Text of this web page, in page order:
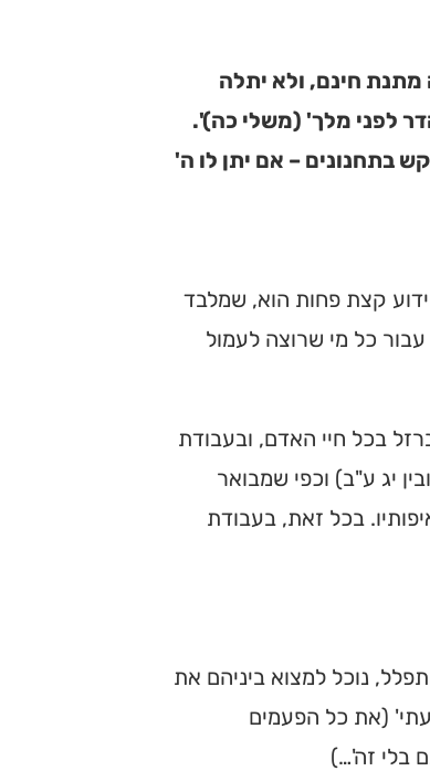
חינם, ולא יתלה
לפני מלך' (משלי כה)'.
בתחנונים – אם יתן לו ה'
ידוע קצת פחות הוא, שמלבד
עבור כל מי שרוצה לעמול
בכל חיי האדם, ובעבודת
יג ע"ב) וכפי שמבואר
בכל זאת, בעבודת
נוכל למצוא ביניהם את
(את כל הפעמים
בלי זה'…)